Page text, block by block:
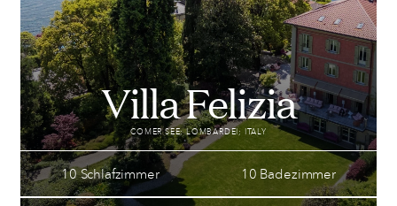
Villa Felizia
COMER SEE; LOMBARDEI; ITALY
10 Schlafzimmer 10 Badezimmer